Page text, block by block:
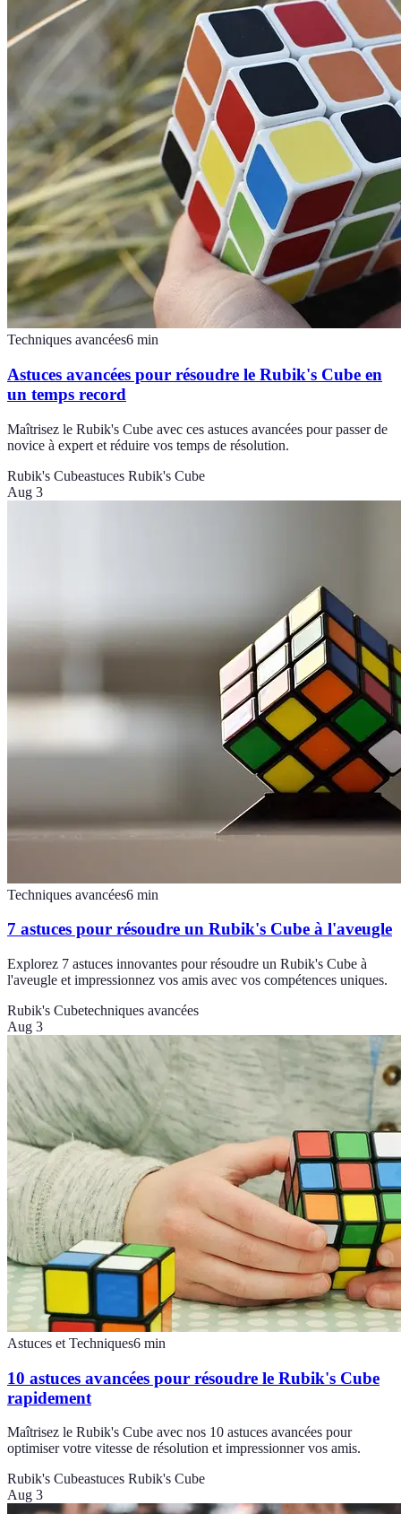
Techniques avancées6 min
Astuces avancées pour résoudre le Rubik's Cube en
un temps record
Maîtrisez le Rubik's Cube avec ces astuces avancées pour passer de
novice à expert et réduire vos temps de résolution.
Rubik's Cubeastuces Rubik's Cube
Aug 3
Techniques avancées6 min
7 astuces pour résoudre un Rubik's Cube à l'aveugle
Explorez 7 astuces innovantes pour résoudre un Rubik's Cube à
l'aveugle et impressionnez vos amis avec vos compétences uniques.
Rubik's Cubetechniques avancées
Aug 3
Astuces et Techniques6 min
10 astuces avancées pour résoudre le Rubik's Cube
rapidement
Maîtrisez le Rubik's Cube avec nos 10 astuces avancées pour
optimiser votre vitesse de résolution et impressionner vos amis.
Rubik's Cubeastuces Rubik's Cube
Aug 3